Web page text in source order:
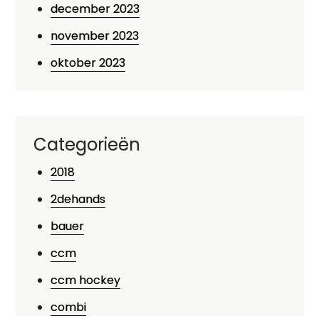
december 2023
november 2023
oktober 2023
Categorieën
2018
2dehands
bauer
ccm
ccm hockey
combi